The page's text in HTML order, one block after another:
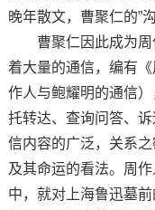
晚年散文，曹聚仁的”
曹聚仁因此成为周
着大量的通信，编有
作人与鲍耀明的通信
托转达、查询问答、
信内容的广泛，关系
及其命运的看法。周
中，就对上海鲁迅墓